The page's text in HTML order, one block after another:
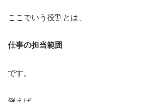
ここでいう役割とは、
仕事の担当範囲
です。